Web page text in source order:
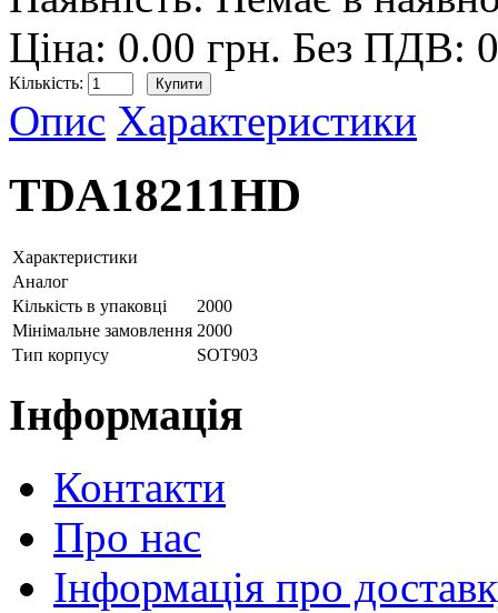
Ціна: 0.00 грн. Без ПДВ:
Кількість:
Опис Характеристики
TDA18211HD
Характеристики
Аналог
Кількість в упаковці
2000
Мінімальне замовлення 2000
Тип корпусу
SOT903
Інформація
Контакти
Про нас
Інформація про